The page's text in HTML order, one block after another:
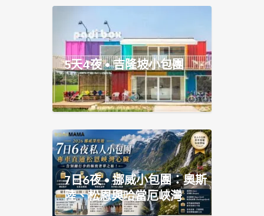
5天4夜 • 吉隆坡小包團
7日6夜 • 挪威小包團：奧斯
陸、松恩與哈當厄峽灣